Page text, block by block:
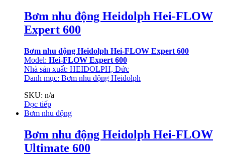
Bơm nhu động Heidolph Hei-FLOW
Expert 600
Bơm nhu động Heidolph Hei-FLOW Expert 600
Model: Hei-FLOW Expert 600
Nhà sản xuất: HEIDOLPH, Đức
Danh mục: Bơm nhu động Heidolph
SKU: n/a
Đọc tiếp
Bơm nhu động
Bơm nhu động Heidolph Hei-FLOW
Ultimate 600